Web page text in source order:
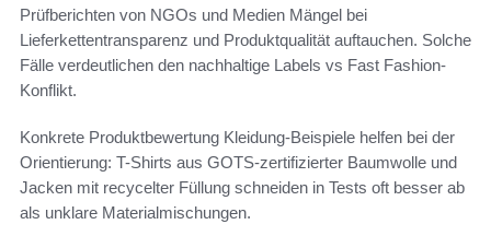
Prüfberichten von NGOs und Medien Mängel bei
Lieferkettentransparenz und Produktqualität auftauchen. Solche
Fälle verdeutlichen den nachhaltige Labels vs Fast Fashion-
Konflikt.
Konkrete Produktbewertung Kleidung-Beispiele helfen bei der
Orientierung: T-Shirts aus GOTS-zertifizierter Baumwolle und
Jacken mit recycelter Füllung schneiden in Tests oft besser ab
als unklare Materialmischungen.